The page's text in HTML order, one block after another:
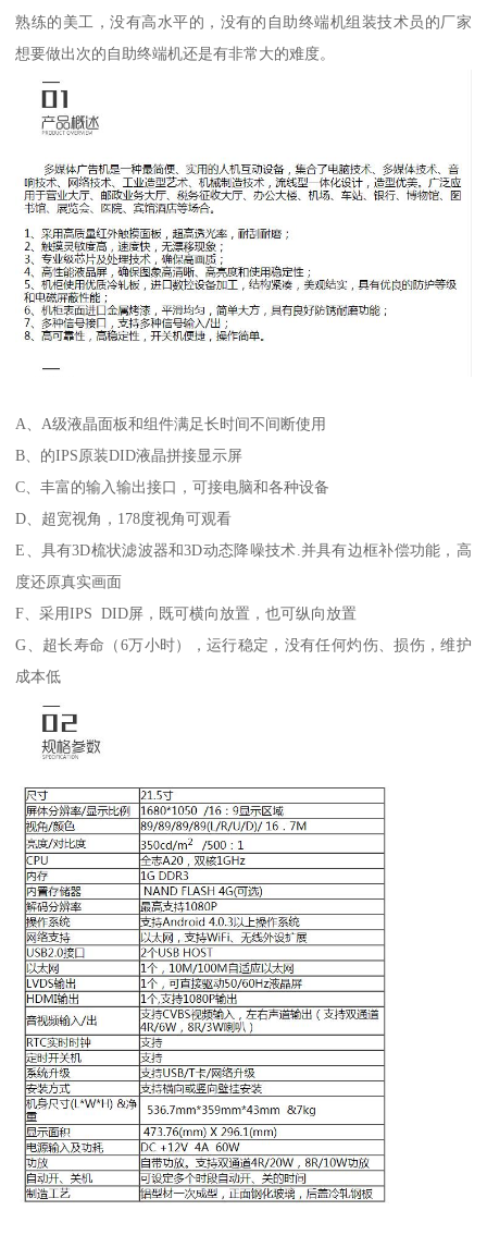
熟练的美工，没有高水平的，没有的自助终端机组装技术员的厂家
想要做出次的自助终端机还是有非常大的难度。
A、A级液晶面板和组件满足长时间不间断使用
B、的IPS原装DID液晶拼接显示屏
C、丰富的输入输出接口，可接电脑和各种设备
D、超宽视角，178度视角可观看
E、具有3D梳状滤波器和3D动态降噪技术.并具有边框补偿功能，高
度还原真实画面
F、采用IPS DID屏，既可横向放置，也可纵向放置
G、超长寿命（6万小时），运行稳定，没有任何灼伤、损伤，维护
成本低